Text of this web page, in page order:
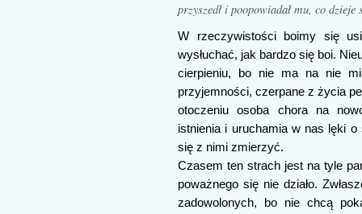
przyszedł i poopowiadał mu, co
W rzeczywistości boimy się
wysłuchać, jak bardzo się boi.
cierpieniu, bo nie ma na nie
przyjemności, czerpane z życia
otoczeniu osoba chora na
istnienia i uruchamia w nas lęki
się z nimi zmierzyć.
Czasem ten strach jest na tyle
poważnego się nie działo.
zadowolonych, bo nie chcą